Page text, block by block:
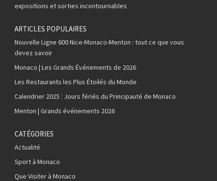
expositions et sorties incontournables
ARTICLES POPULAIRES
Nouvelle Ligne 600 Nice-Monaco-Menton : tout ce que vous
devez savoir
Monaco | Les Grands Événements de 2026
Les Restaurants les Plus Étoilés du Monde
Calendrier 2025 : Jours fériés du Principauté de Monaco
Menton | Grands événements 2026
CATÉGORIES
Actualité
Sport à Monaco
Que Visiter à Monaco